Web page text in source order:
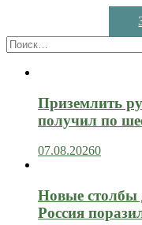
Найти:
Приземлить
получил по
07.08.20260
Новые
Россия